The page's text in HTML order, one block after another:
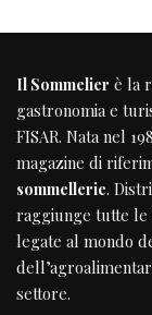
Il Sommelier è la
gastronomia e
FISAR. Nata nel
magazine di
sommellerie.
raggiunge tutte le
legate al mondo
settore.